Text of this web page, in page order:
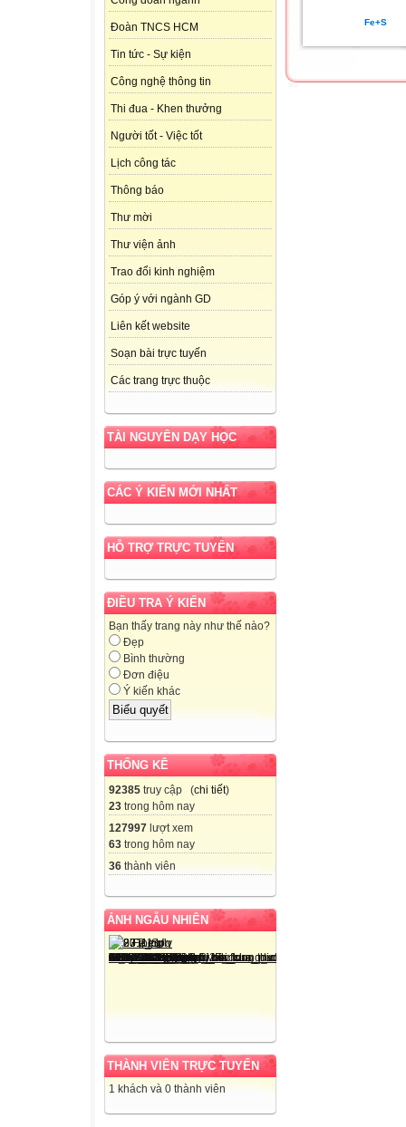
Đoàn TNCS HCM
Tin tức - Sự kiện
Công nghệ thông tin
Thi đua - Khen thưởng
Người tốt - Việc tốt
Lịch công tác
Thông báo
Thư mời
Thư viện ảnh
Trao đổi kinh nghiệm
Góp ý với ngành GD
Liên kết website
Soạn bài trực tuyến
Các trang trực thuộc
TÀI NGUYÊN DẠY HỌC
CÁC Ý KIẾN MỚI NHẤT
HỖ TRỢ TRỰC TUYẾN
ĐIỀU TRA Ý KIẾN
Bạn thấy trang này như thế nào?
Đẹp
Bình thường
Đơn điệu
Ý kiến khác
THỐNG KÊ
92385 truy cập (chi tiết)
23 trong hôm nay
127997 lượt xem
63 trong hôm nay
36 thành viên
ẢNH NGẪU NHIÊN
THÀNH VIÊN TRỰC TUYẾN
1 khách và 0 thành viên
Fe+S